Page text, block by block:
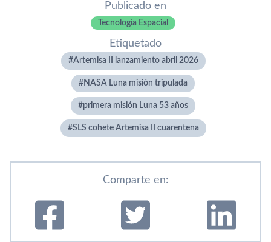
Publicado en
Tecnología Espacial
Etiquetado
Artemisa II lanzamiento abril 2026
NASA Luna misión tripulada
primera misión Luna 53 años
SLS cohete Artemisa II cuarentena
Comparte en: